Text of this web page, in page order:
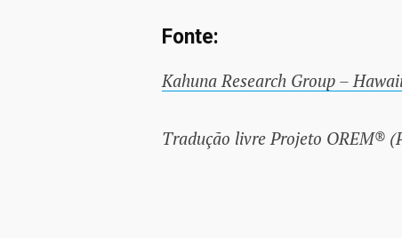
Fonte:
Kahuna Research Group –
Tradução livre Projeto OREM®